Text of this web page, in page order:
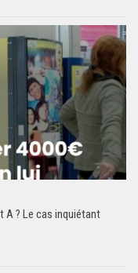
A ? Le cas inquiétant